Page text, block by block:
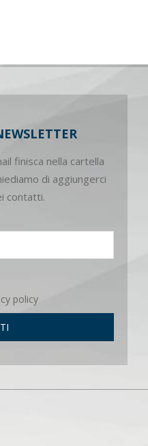
finisca nella cartella
di aggiungerci
contatti.
policy